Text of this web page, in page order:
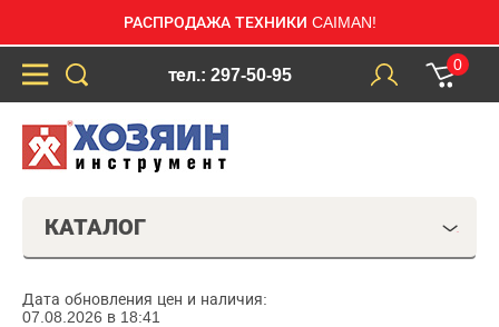
РАСПРОДАЖА ТЕХНИКИ CAIMAN!
тел.: 297-50-95
0
КАТАЛОГ
Дата обновления цен и наличия:
07.08.2026 в 18:41